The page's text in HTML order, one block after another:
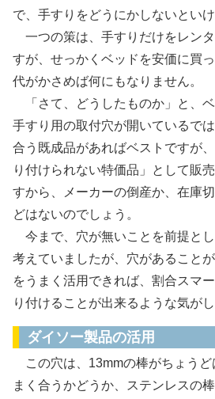
で、手すりをどうにかしないといけ
一つの策は、手すりだけをレン
すが、せっかくベッドを安価に買
代がかさめば何にもなりません。
「さて、どうしたものか」と、ベ
手すり用の取付穴が開いているで
合う既成品があればベストですが
り付けられない特価品」として販
すから、メーカーの倒産か、在庫
どはないのでしょう。
今まで、穴が無いことを前提と
考えていましたが、穴があること
をうまく活用できれば、割合スマ
り付けることが出来るような気がし
ダイソー製品の活用
この穴は、13mmの棒がちょうど
まく合うかどうか、ステンレスの